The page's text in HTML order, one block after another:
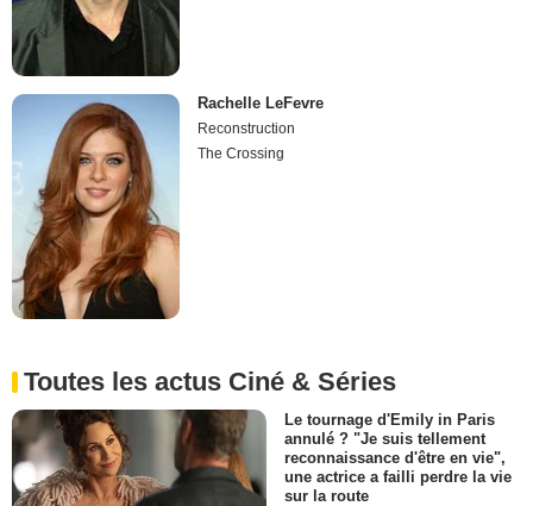
Rachelle LeFevre
Reconstruction
The Crossing
Toutes les actus Ciné & Séries
Le tournage d'Emily in Paris
annulé ? "Je suis tellement
reconnaissance d'être en vie",
une actrice a failli perdre la vie
sur la route